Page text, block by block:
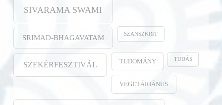
SIVARAMA SWAMI
SRIMAD-BHAGAVATAM SZANSZKRIT
SZEKÉRFESZTIVÁL TUDOMÁNY TUDÁS
VEGETÁRIÁNUS